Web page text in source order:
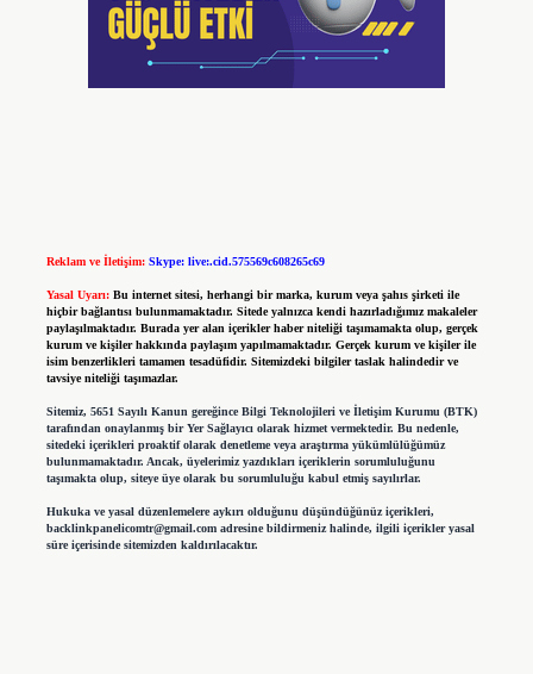
Reklam ve İletişim: Skype: live:.cid.575569c608265c69
Yasal Uyarı: Bu internet sitesi, herhangi bir marka, kurum veya şahıs şirketi ile
hiçbir bağlantısı bulunmamaktadır. Sitede yalnızca kendi hazırladığımız makaleler
paylaşılmaktadır. Burada yer alan içerikler haber niteliği taşımamakta olup, gerçek
kurum ve kişiler hakkında paylaşım yapılmamaktadır. Gerçek kurum ve kişiler ile
isim benzerlikleri tamamen tesadüfidir. Sitemizdeki bilgiler taslak halindedir ve
tavsiye niteliği taşımazlar.
Sitemiz, 5651 Sayılı Kanun gereğince Bilgi Teknolojileri ve İletişim Kurumu (BTK)
tarafından onaylanmış bir Yer Sağlayıcı olarak hizmet vermektedir. Bu nedenle,
sitedeki içerikleri proaktif olarak denetleme veya araştırma yükümlülüğümüz
bulunmamaktadır. Ancak, üyelerimiz yazdıkları içeriklerin sorumluluğunu
taşımakta olup, siteye üye olarak bu sorumluluğu kabul etmiş sayılırlar.
Hukuka ve yasal düzenlemelere aykırı olduğunu düşündüğünüz içerikleri,
backlinkpanelicomtr@gmail.comadresine bildirmeniz halinde, ilgili içerikler yasal
süre içerisinde sitemizden kaldırılacaktır.